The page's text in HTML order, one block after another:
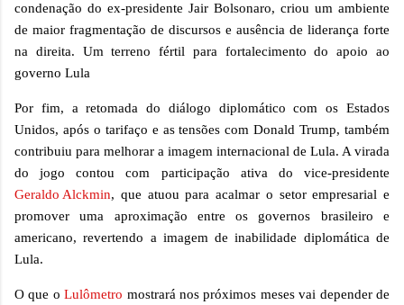
condenação do ex-presidente Jair Bolsonaro, criou um ambiente
de maior fragmentação de discursos e ausência de liderança forte
na direita. Um terreno fértil para fortalecimento do apoio ao
governo Lula
Por fim, a retomada do diálogo diplomático com os Estados
Unidos, após o tarifaço e as tensões com Donald Trump, também
contribuiu para melhorar a imagem internacional de Lula. A virada
do jogo contou com participação ativa do vice-presidente
Geraldo Alckmin, que atuou para acalmar o setor empresarial e
promover uma aproximação entre os governos brasileiro e
americano, revertendo a imagem de inabilidade diplomática de
Lula.
O que oLulômetro mostrará nos próximos meses vai depender de